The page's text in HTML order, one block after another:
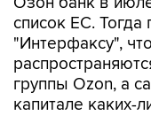
список ЕС. Тогда
"Интерфаксу",
группы Ozon, а
капитале каких-